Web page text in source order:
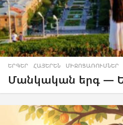
ԵՐԳԵՐ ,ՀԱՅԵՐԵՆ ,ՄԻՋՈՑԱՌՈՒՄՆԵՐ
Մանկական երգ —